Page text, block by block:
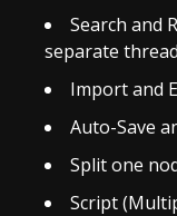
Search and
separate
Import and
Auto-Save
Split one
Script